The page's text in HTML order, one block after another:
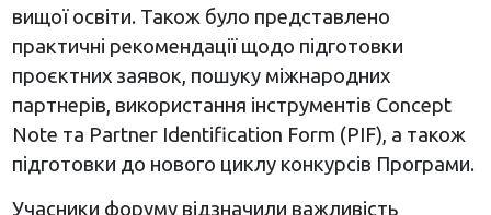
вищої освіти. Також було представлено
практичні рекомендації щодо підготовки
проєктних заявок, пошуку міжнародних
партнерів, використання інструментів Concept
Note та Partner Identification Form (PIF), а також
підготовки до нового циклу конкурсів Програми.
Учасники форуму відзначили важливість